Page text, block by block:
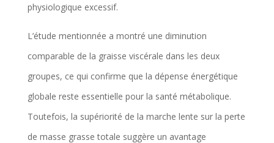
a
l
c
u
a
t
physiologique excessif.
L’étude mentionnée a montré une diminution
comparable de la graisse viscérale dans les deux
groupes, ce qui confirme que la dépense énergétique
globale reste essentielle pour la santé métabolique.
Toutefois, la supériorité de la marche lente sur la perte
de masse grasse totale suggère un avantage